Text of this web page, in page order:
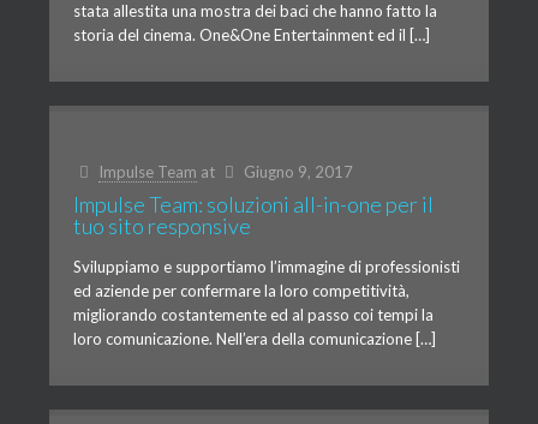
stata allestita una mostra dei baci che hanno fatto la
storia del cinema. One&One Entertainment ed il […]
Impulse Team at Giugno 9, 2017
Impulse Team: soluzioni all-in-one per il
tuo sito responsive
Sviluppiamo e supportiamo l’immagine di professionisti
ed aziende per confermare la loro competitività,
migliorando costantemente ed al passo coi tempi la
loro comunicazione. Nell’era della comunicazione […]